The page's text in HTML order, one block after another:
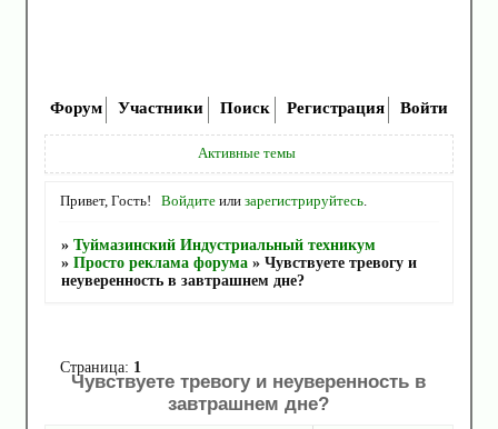
Форум Участники Поиск Регистрация Войти
Активные темы
Привет, Гость! Войдите илизарегистрируйтесь
»Туймазинский Индустриальный техникум
»Просто реклама форума »Чувствуете тревогу и
неуверенность в завтрашнем дне?
Чувствуете тревогу и неуверенность в
завтрашнем дне?
Страница: 1